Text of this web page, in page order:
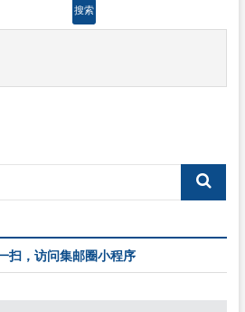
扫，访问集邮圈小程序